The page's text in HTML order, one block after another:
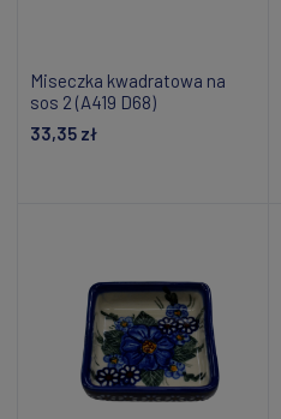
Miseczka kwadratowa na
sos 2 (A419 D68)
33,35 zł